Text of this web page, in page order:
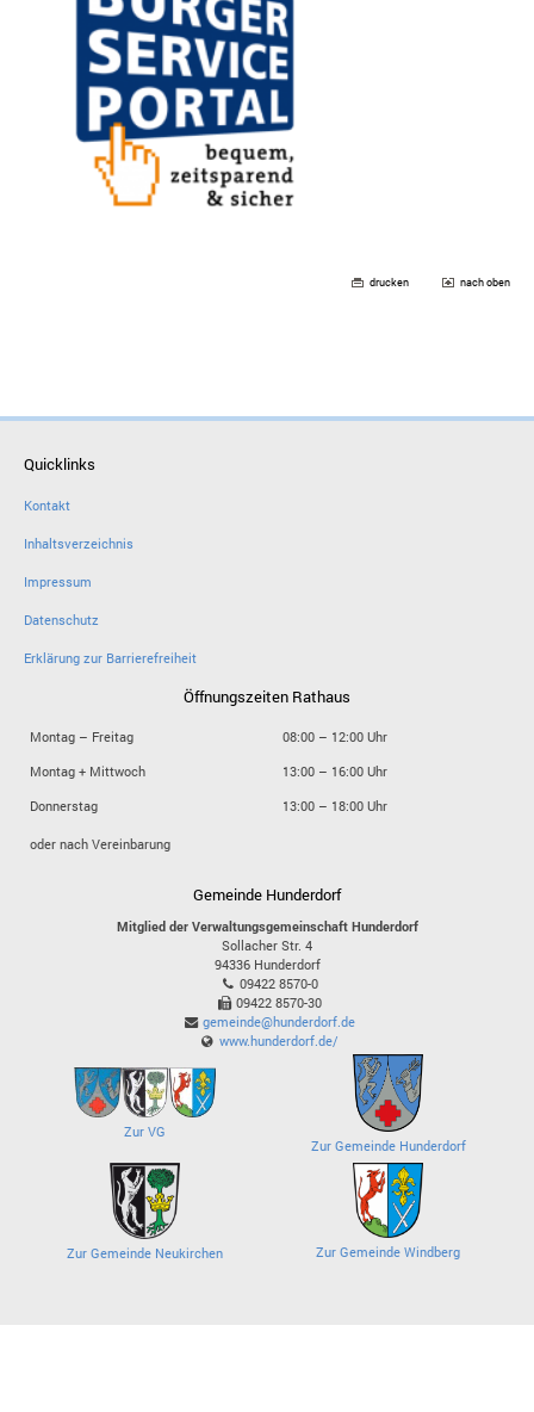
drucken nach oben
Quicklinks
Kontakt
Inhaltsverzeichnis
Impressum
Datenschutz
Erklärung zur Barrierefreiheit
Öffnungszeiten Rathaus
Montag – Freitag
08:00 – 12:00 Uhr
Montag + Mittwoch
13:00 – 16:00 Uhr
Donnerstag
13:00 – 18:00 Uhr
oder nach Vereinbarung
Gemeinde Hunderdorf
Mitglied der Verwaltungsgemeinschaft Hunderdorf
Sollacher Str. 4
94336 Hunderdorf
09422 8570-0
09422 8570-30
gemeinde@hunderdorf.de
www.hunderdorf.de/
Zur VG
Zur Gemeinde Hunderdorf
Zur Gemeinde Neukirchen Zur Gemeinde Windberg